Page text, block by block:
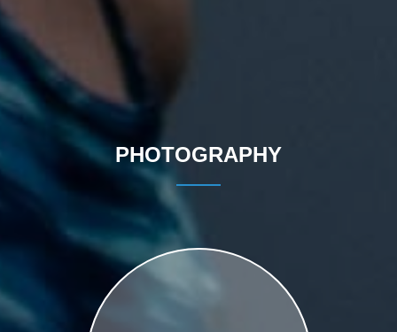
PHOTOGRAPHY